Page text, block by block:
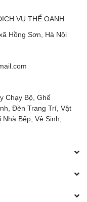
VỤ THỂ OANH
Hồng Sơn, Hà Nội
Chạy Bộ, Ghế
Đèn Trang Trí, Vật
Bếp, Vệ Sinh,